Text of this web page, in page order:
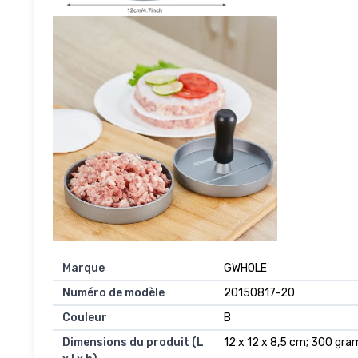
Marque
‎GWHOLE
Numéro de modèle
‎20150817-20
Couleur
‎B
Dimensions du produit (L
‎12 x 12 x 8,5 cm; 300